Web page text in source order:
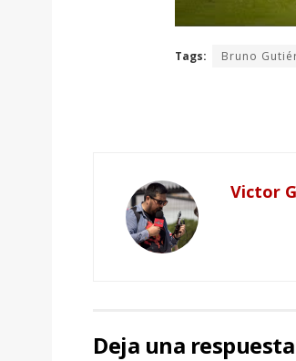
Tags: Bruno
Victor
Deja una respuesta